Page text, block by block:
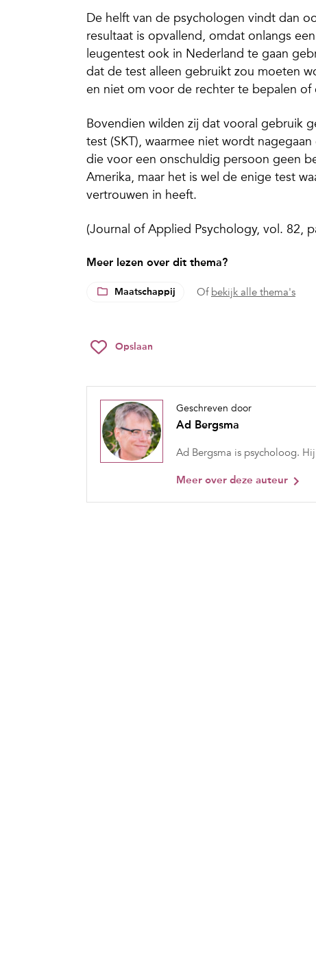
De helft van de psychologen vindt dan
resultaat is opvallend, omdat onlangs
leugentest ook in Nederland te gaan
dat de test alleen gebruikt zou moeten
en niet om voor de rechter te bepalen of
Bovendien wilden zij dat vooral gebruik
test (SKT), waarmee niet wordt
die voor een onschuldig persoon geen
Amerika, maar het is wel de enige test
vertrouwen in heeft.
(Journal of Applied Psychology, vol. 82,
Meer lezen over dit thema?
Maatschappij Of bekijk alle thema's
Opslaan
Geschreven door
Ad Bergsma
Ad Bergsma is psycholoog.
Meer over deze auteur